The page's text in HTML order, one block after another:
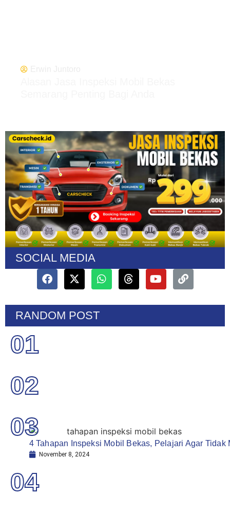
SOCIAL MEDIA
RANDOM POST
01
02
4 Tahapan Inspeksi Mobil Bekas, Pelajari Agar Tidak
November 8, 2024
03
04